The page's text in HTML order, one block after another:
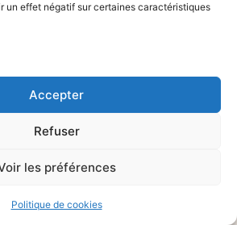
un effet négatif sur certaines caractéristiques
Accepter
Refuser
les préférences
Politique de cookies